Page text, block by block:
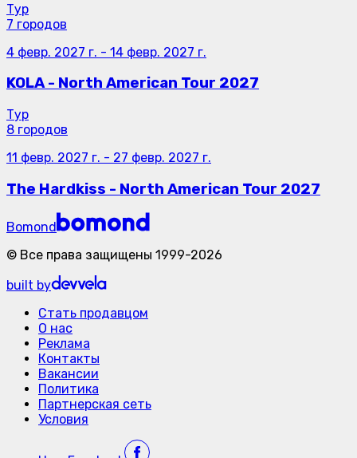
Тур
7 городов
4 февр. 2027 г. - 14 февр. 2027 г.
KOLA - North American Tour 2027
Тур
8 городов
11 февр. 2027 г. - 27 февр. 2027 г.
The Hardkiss - North American Tour 2027
Bomond
© Все права защищены 1999-2026
built by
Стать продавцом
О нас
Реклама
Контакты
Вакансии
Политика
Партнерская сеть
Условия